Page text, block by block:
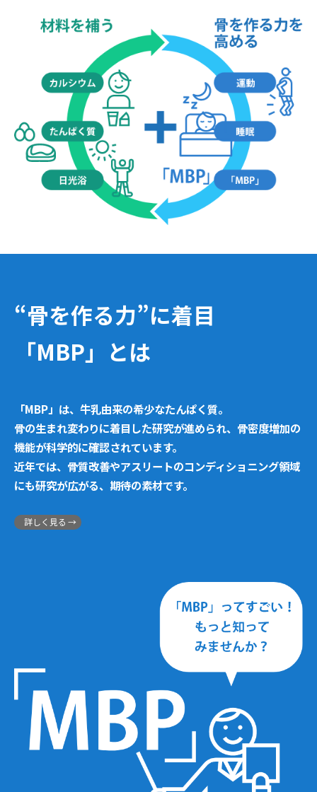
“骨を作る力”に着目
「MBP」とは
「MBP」は、牛乳由来の希少なたんぱく質。
骨の生まれ変わりに着目した研究が進められ、骨密度増加の
機能が科学的に確認されています。
近年では、骨質改善やアスリートのコンディショニング領域
にも研究が広がる、期待の素材です。
詳しく見る